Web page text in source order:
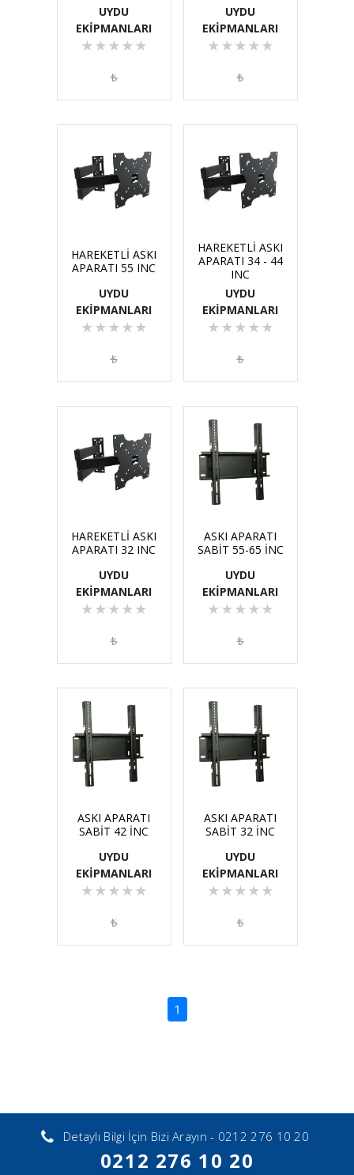
UYDU
EKİPMANLARI
★ ★ ★ ★ ★
₺
UYDU
EKİPMANLARI
★ ★ ★ ★ ★
₺
HAREKETLİ ASKI
APARATI 55 INC
UYDU
EKİPMANLARI
★ ★ ★ ★ ★
₺
HAREKETLİ ASKI
APARATI 34 - 44
INC
UYDU
EKİPMANLARI
★ ★ ★ ★ ★
₺
HAREKETLİ ASKI
APARATI 32 INC
UYDU
EKİPMANLARI
★ ★ ★ ★ ★
₺
ASKI APARATI
SABİT 55-65 İNC
UYDU
EKİPMANLARI
★ ★ ★ ★ ★
₺
ASKI APARATI
SABİT 42 İNC
UYDU
EKİPMANLARI
★ ★ ★ ★ ★
₺
ASKI APARATI
SABİT 32 İNC
UYDU
EKİPMANLARI
★ ★ ★ ★ ★
₺
1
Detaylı Bilgi İçin Bizi Arayın - 0212 276 10 20
0212 276 10 20